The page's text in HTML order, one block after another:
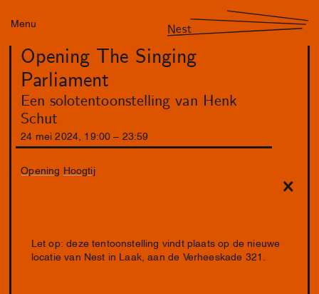
Menu Nest
Opening The Singing
Parliament
Een solotentoonstelling van Henk
Schut
24 mei 2024 19:00 23 :59
Opening Hoogtij
Let op: deze tentoonstelling vindt plaats op de nieuwe
locatie van Nest in Laak, aan de Verheeskade 321.